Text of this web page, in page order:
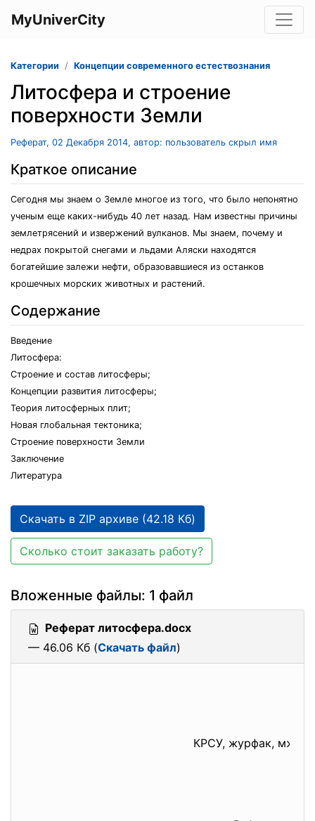
MyUniverCity
Категории Концепции современного естествознания
Литосфера и строение
поверхности Земли
Реферат, 02 Декабря 2014, автор: пользователь скрыл имя
Краткое описание
Сегодня мы знаем о Земле многое из того, что было непонятно
ученым еще каких-нибудь 40 лет назад. Нам известны причины
землетрясений и извержений вулканов. Мы знаем, почему и
недрах покрытой снегами и льдами Аляски находятся
богатейшие залежи нефти, образовавшиеся из останков
крошечных морских животных и растений.
Содержание
Введение
Литосфера:
Строение и состав литосферы;
Концепции развития литосферы;
Теория литосферных плит;
Новая глобальная тектоника;
Строение поверхности Земли
Заключение
Литература
Скачать в ZIP архиве (42.18 Кб)
Сколько стоит заказать работу?
Вложенные файлы: 1 файл
Реферат литосфера.docx
— 46.06 Кб (Скачать файл)
КРСУ, журфак, мж 1-